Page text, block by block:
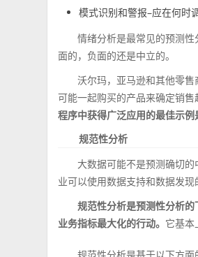
模式识别和警报–应在何时
情绪分析是最常见的预测
面的，负面的还是中立的。
沃尔玛，亚马逊和其他零
可能一起购买的产品来确定销
程序中获得广泛应用的最佳示
规范性分析
大数据可能不是预测确切
业可以使用数据支持和数据发现
规范性分析是预测性分析
业务指标最大化的行动。 它基本